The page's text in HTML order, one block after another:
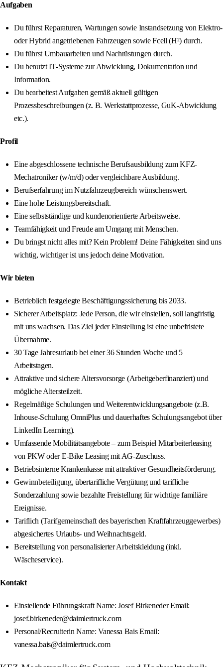
Aufgaben
Du führst Reparaturen, Wartungen sowie Instandsetzung von Elektro-
oder Hybrid angetriebenen Fahrzeugen sowie Fcell (H²) durch.
Du führst Umbauarbeiten und Nachrüstungen durch.
Du benutzt IT-Systeme zur Abwicklung, Dokumentation und
Information.
Du bearbeitest Aufgaben gemäß aktuell gültigen
Prozessbeschreibungen (z. B. Werkstattprozesse, GuK-Abwicklung
etc.).
Profil
Eine abgeschlossene technische Berufsausbildung zum KFZ-
Mechatroniker (w/m/d) oder vergleichbare Ausbildung.
Berufserfahrung im Nutzfahrzeugbereich wünschenswert.
Eine hohe Leistungsbereitschaft.
Eine selbstständige und kundenorientierte Arbeitsweise.
Teamfähigkeit und Freude am Umgang mit Menschen.
Du bringst nicht alles mit? Kein Problem! Deine Fähigkeiten sind uns
wichtig, wichtiger ist uns jedoch deine Motivation.
Wir bieten
Betrieblich festgelegte Beschäftigungssicherung bis 2033.
Sicherer Arbeitsplatz: Jede Person, die wir einstellen, soll langfristig
mit uns wachsen. Das Ziel jeder Einstellung ist eine unbefristete
Übernahme.
30 Tage Jahresurlaub bei einer 36 Stunden Woche und 5
Arbeitstagen.
Attraktive und sichere Altersvorsorge (Arbeitgeberfinanziert) und
mögliche Altersteilzeit.
Regelmäßige Schulungen und Weiterentwicklungsangebote (z.B.
Inhouse-Schulung OmniPlus und dauerhaftes Schulungsangebot über
LinkedIn Learning).
Umfassende Mobilitätsangebote – zum Beispiel Mitarbeiterleasing
von PKW oder E-Bike Leasing mit AG-Zuschuss.
Betriebsinterne Krankenkasse mit attraktiver Gesundheitsförderung.
Gewinnbeteiligung, übertarifliche Vergütung und tarifliche
Sonderzahlung sowie bezahlte Freistellung für wichtige familiäre
Ereignisse.
Tariflich (Tarifgemeinschaft des bayerischen Kraftfahrzeuggewerbes)
abgesichertes Urlaubs- und Weihnachtsgeld.
Bereitstellung von personalisierter Arbeitskleidung (inkl.
Wäscheservice).
Kontakt
Einstellende Führungskraft Name: Josef Birkeneder Email:
josef.birkeneder@daimlertruck.com
Personal/Recruiterin Name: Vanessa Bais Email:
vanessa.bais@daimlertruck.com